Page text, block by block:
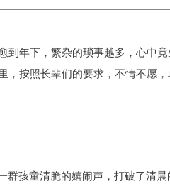
到年下，繁杂的琐事越多，心中
，按照长辈们的要求，不情不愿
群孩童清脆的嬉闹声，打破了清